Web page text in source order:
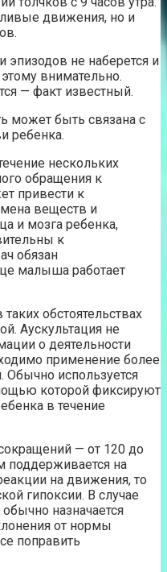
движения, но и
эпизодов не наберется и
внимательно.
— факт известный.
может быть связана с
ребенка.
нескольких
обращения к
привести к
веществ и
и мозга ребенка,
к
обязан
малыша работает
обстоятельствах
Аускультация не
о деятельности
применение более
Обычно используется
которой фиксируют
в течение
— от 120 до
поддерживается на
на движения, то
гипоксии. В случае
назначается
от нормы
поправить